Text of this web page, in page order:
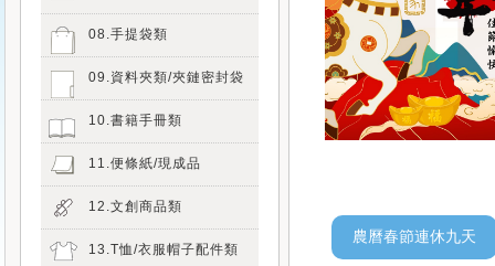
08.手提袋類
09.資料夾類/夾鏈密封袋
10.書籍手冊類
11.便條紙/現成品
12.文創商品類
13.T恤/衣服帽子配件類